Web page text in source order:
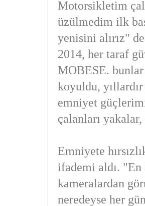
Motorsikletim
üzülmedim ilk
yenisini alırız"
2014, her taraf
MOBESE.
koyuldu,
emniyet
çalanları
Emniyete
ifademi aldı. "En
kameralardan
neredeyse her